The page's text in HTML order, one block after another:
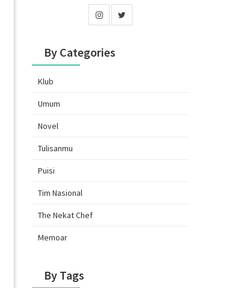
By Categories
Klub
Umum
Novel
Tulisanmu
Puisi
Tim Nasional
The Nekat Chef
Memoar
By Tags